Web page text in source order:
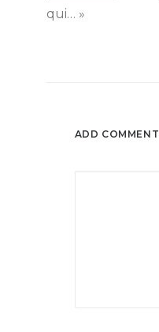
qui… »
ADD COMMENT